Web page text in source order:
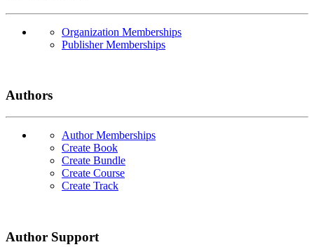
Organization Memberships
Publisher Memberships
Authors
Author Memberships
Create Book
Create Bundle
Create Course
Create Track
Author Support